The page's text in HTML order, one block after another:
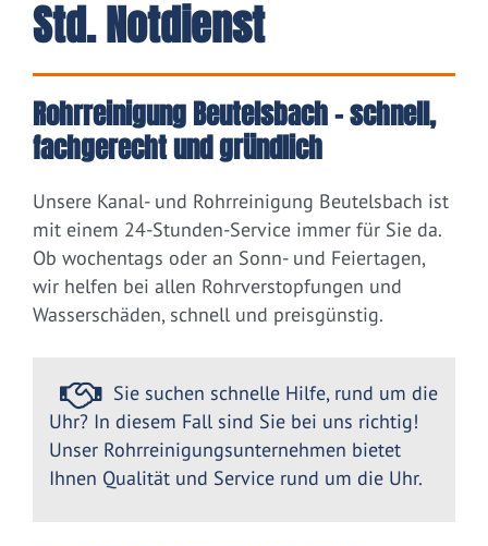
Std. Notdienst
Rohrreinigung Beutelsbach – schnell,
fachgerecht und gründlich
Unsere Kanal- und Rohrreinigung Beutelsbach ist
mit einem 24-Stunden-Service immer für Sie da.
Ob wochentags oder an Sonn- und Feiertagen,
wir helfen bei allen Rohrverstopfungen und
Wasserschäden, schnell und preisgünstig.
Sie suchen schnelle Hilfe, rund um die
Uhr? In diesem Fall sind Sie bei uns richtig!
Unser Rohrreinigungsunternehmen bietet
Ihnen Qualität und Service rund um die Uhr.